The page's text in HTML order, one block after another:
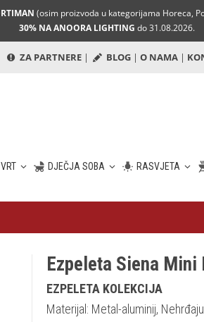
(osim proizvoda u kategorijama Horeca,
30% NA ANOORA LIGHTING do 31.08.2026.
ZA PARTNERE | BLOG | O NAMA |
VRT DJEČJA SOBA RASVJETA
Ezpeleta Siena
EZPELETA KOLEKCIJA
Materijal: Metal-aluminij,